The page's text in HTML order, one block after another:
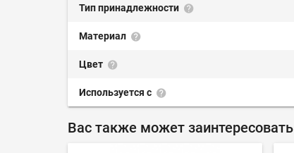
Тип принадлежности
Материал
Цвет
Используется с
Вас также может заинтересовать